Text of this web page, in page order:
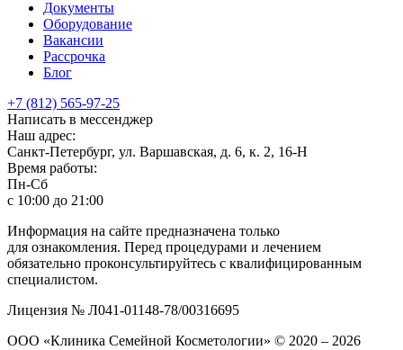
Документы
Оборудование
Вакансии
Рассрочка
Блог
+7 (812) 565-97-25
Написать в мессенджер
Наш адрес:
Санкт-Петербург, ул. Варшавская, д. 6, к. 2, 16-Н
Время работы:
Пн-Сб
с 10:00 до 21:00
Информация на сайте предназначена только
для ознакомления. Перед процедурами и лечением
обязательно проконсультируйтесь с квалифицированным
специалистом.
Лицензия № Л041-01148-78/00316695
ООО «Клиника Семейной Косметологии» © 2020 – 2026